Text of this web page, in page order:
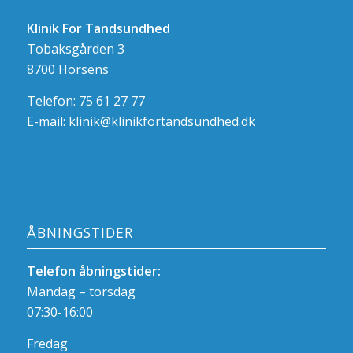
Klinik For Tandsundhed
Tobaksgården 3
8700 Horsens
Telefon: 75 61 27 77
E-mail: klinik@klinikfortandsundhed.dk
ÅBNINGSTIDER
Telefon åbningstider:
Mandag – torsdag
07:30-16:00
Fredag